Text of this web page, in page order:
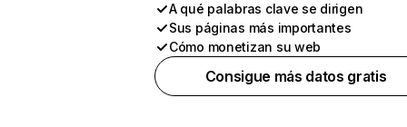
A qué palabras clave se dirigen
Sus páginas más importantes
Cómo monetizan su web
Consigue más datos gratis